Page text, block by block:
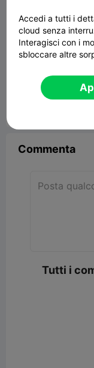
47.67MB
Commenta
Tutti i
Accedi a tutti i
cloud senza
Interagisci con i
sbloccare altre